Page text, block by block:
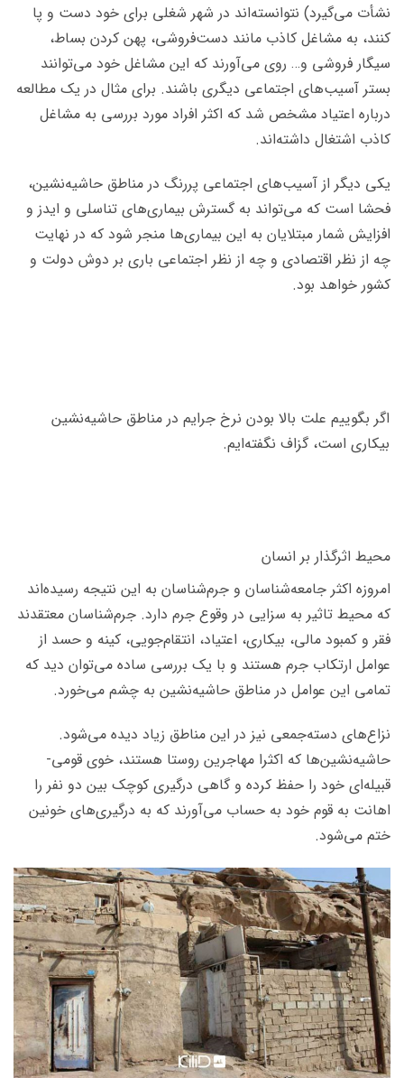
نشأت می‌گیرد) نتوانسته‌اند در شهر شغلی برای خود دست و پا
کنند، به مشاغل کاذب مانند دست‌فروشی، پهن کردن بساط،
سیگار فروشی و… روی می‌آورند که این مشاغل خود می‌توانند
بستر آسیب‌های اجتماعی دیگری باشند. برای مثال در یک مطالعه
درباره‌ اعتیاد مشخص شد که اکثر افراد مورد بررسی به مشاغل
کاذب اشتغال داشته‌اند.
یکی دیگر از آسیب‌های اجتماعی پررنگ در مناطق حاشیه‌نشین،
فحشا است که می‌تواند به گسترش بیماری‌های تناسلی و ایدز و
افزایش شمار مبتلایان به این بیماری‌ها منجر شود که در نهایت
چه از نظر اقتصادی و چه از نظر اجتماعی باری بر دوش دولت و
کشور خواهد بود.
اگر بگوییم علت بالا بودن نرخ جرایم در مناطق حاشیه‌نشین
بیکاری است، گزاف نگفته‌ایم.
محیط اثرگذار بر انسان
امروزه اکثر جامعه‌شناسان و جرم‌شناسان به این نتیجه رسیده‌اند
که محیط تاثیر به سزایی در وقوع جرم دارد. جرم‌شناسان معتقدند
فقر و کمبود مالی، بیکاری، اعتیاد، انتقام‌جویی، کینه و حسد از
عوامل ارتکاب جرم هستند و با یک بررسی ساده می‌توان دید که
تمامی این عوامل در مناطق حاشیه‌نشین به چشم می‌خورد.
نزاع‌های دسته‌جمعی نیز در این مناطق زیاد دیده می‌شود.
حاشیه‌نشین‌ها که اکثرا مهاجرین روستا هستند، خوی قومی-
قبیله‌ای خود را حفظ کرده و گاهی درگیری کوچک بین دو نفر را
اهانت به قوم خود به حساب می‌آورند که به درگیری‌های خونین
ختم می‌شود.